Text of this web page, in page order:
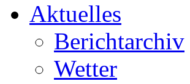
Aktuelles
Berichtarchiv
Wetter